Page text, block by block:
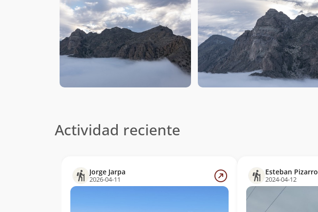
Actividad reciente
Jorge Jarpa
2026-04-11
Esteban Pizarro
2024-04-12